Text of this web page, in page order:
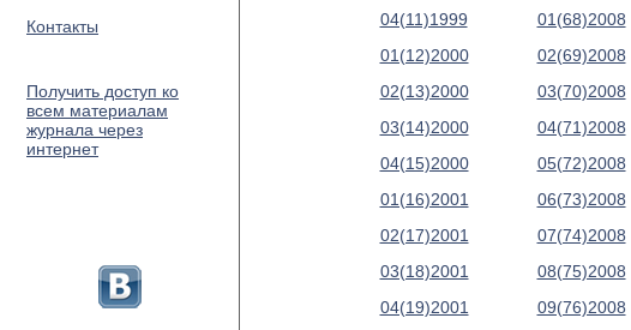
Контакты
Получить доступ ко
всем материалам
журнала через
интернет
04(11)1999
01(12)2000
02(13)2000
03(14)2000
04(15)2000
01(16)2001
02(17)2001
03(18)2001
04(19)2001
01(68)2008
02(69)2008
03(70)2008
04(71)2008
05(72)2008
06(73)2008
07(74)2008
08(75)2008
09(76)2008